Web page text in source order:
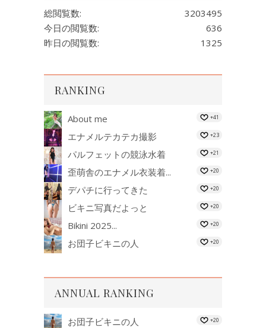
3203495
総閲覧数:
636
今日の閲覧数:
1325
昨日の閲覧数:
RANKING
About me +41
エナメルテカテカ撮影 +23
パルフェットの競泳水着 +21
歪萌舎のエナメル衣装着... +20
デパチに行ってきた +20
ビキニ写真だよっと +20
Bikini 2025... +20
お団子ビキニの人 +20
ANNUAL RANKING
お団子ビキニの人 +20